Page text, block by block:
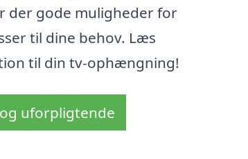
der gode muligheder for
til dine behov. Læs
til din tv-ophængning!
uforpligtende